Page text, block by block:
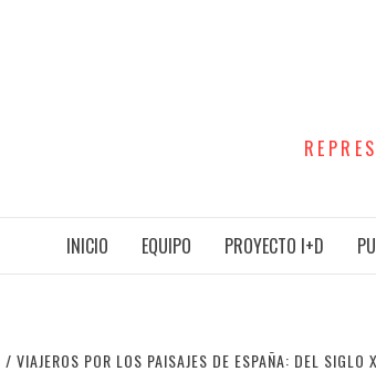
INICIO EQUIPO PROYECTO I+D
VIAJEROS POR LOS PAISAJES DE ESPAÑA: DEL